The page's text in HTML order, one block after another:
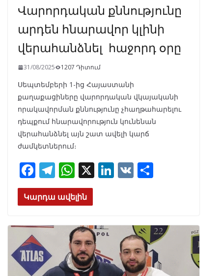
Վարորդական քննությունը
արդեն հնարավոր կլինի
վերահանձնել հաջորդ օրը
31/08/2025 1207 Դիտում
Սեպտեմբերի 1-ից Հայաստանի
քաղաքացիները վարորդական վկայականի
որակավորման քննությունը չհաղթահարելու
դեպքում հնարավորություն կունենան
վերահանձնել այն շատ ավելի կարճ
ժամկետներում։
F
ac
e
o
o
k
T
el
e
m
W
h
at
A
p
p
X Li
dI
n
V
Կարդա ավելին